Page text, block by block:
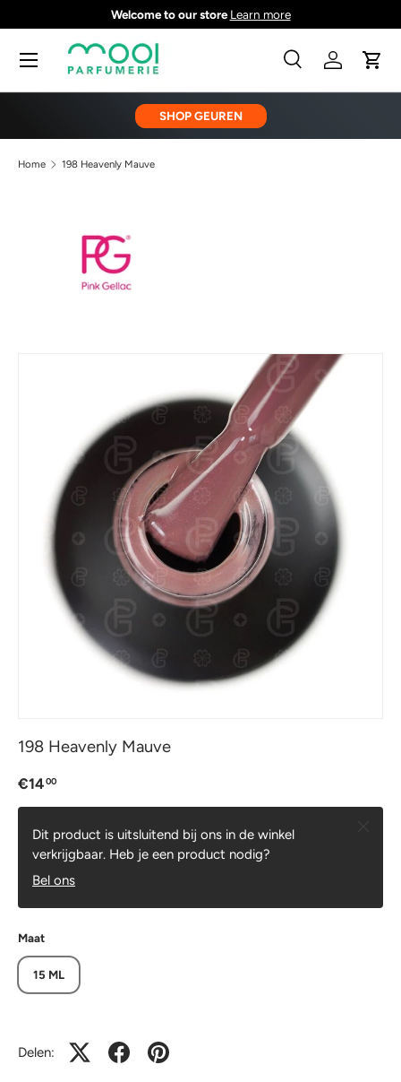
GA NAAR INHOUD
Welcome to our store Learn more
Zoeken
ZoekenInloggen
Menu
SHOP GEUREN
Home 198 Heavenly Mauve
198 Heavenly Mauve
€1400
Dit product is uitsluitend bij ons in de winkel
verkrijgbaar. Heb je een product nodig?
Bel ons
Maat
15 ML
Delen: